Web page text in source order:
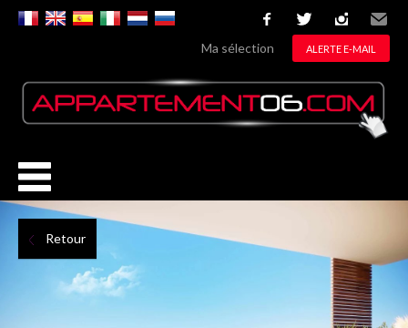
facebooktwitterinstagram
Email
Ma sélection ALERTE E-MAIL
Retour